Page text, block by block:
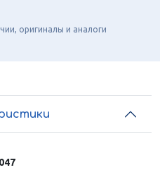
оригиналы и аналоги